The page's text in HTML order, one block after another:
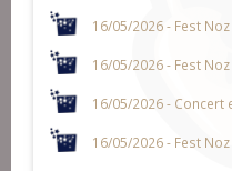
16/05/2026 - Fest
16/05/2026 - Fest
16/05/2026 - Concert
16/05/2026 - Fest